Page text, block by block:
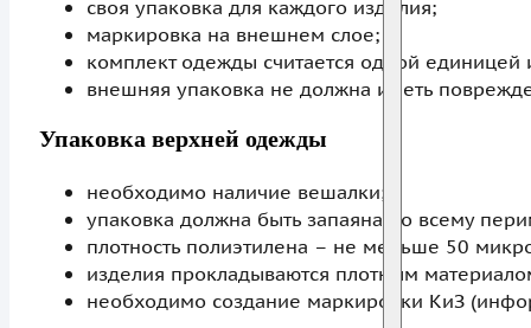
своя упаковка для каждого изделия;
маркировка на внешнем слое;
комплект одежды считается одной единицей
внешняя упаковка не должна иметь
Упаковка верхней одежды
необходимо наличие вешалки;
упаковка должна быть запаяна по всему
плотность полиэтилена – не меньше 50
изделия прокладываются плотным
необходимо создание маркировки КиЗ